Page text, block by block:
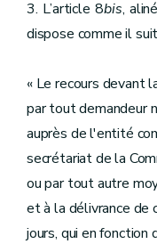
3. L’article 8bis,
dispose comme il
« Le recours devant
par tout demandeur
auprès de l'entité
secrétariat de la
ou par tout autre
et à la délivrance de
jours, qui en fonction